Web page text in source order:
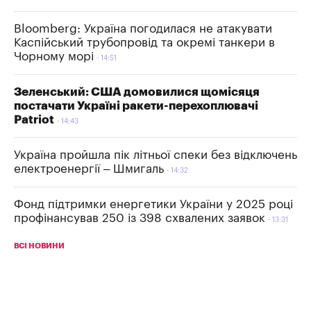
Bloomberg: Україна погодилася не атакувати
Каспійський трубопровід та окремі танкери в
Чорному морі
14:51
Зеленський: США домовилися щомісяця
постачати Україні ракети-перехоплювачі
Patriot
14:43
Україна пройшла пік літньої спеки без відключень
електроенергії – Шмигаль
14:32
Фонд підтримки енергетики України у 2025 році
профінансував 250 із 398 схвалених заявок
13:31
ВСІ НОВИНИ